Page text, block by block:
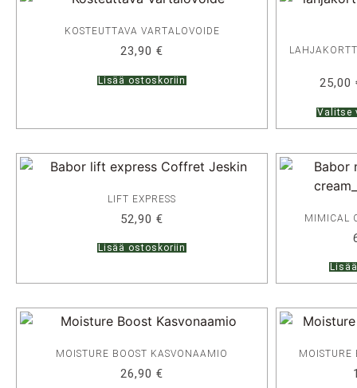
KOSTEUTTAVA VARTALOVOIDE
23,90 €
Lisää ostoskoriin 25,00
Valitse
LIFT EXPRESS
52,90 €
Lisää ostoskoriin
MIMICAL
MOISTURE BOOST KASVONAAMIO
26,90 €
MOISTURE